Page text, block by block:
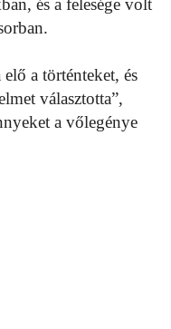
és a felesége volt
a történteket, és
választotta”,
a vőlegénye